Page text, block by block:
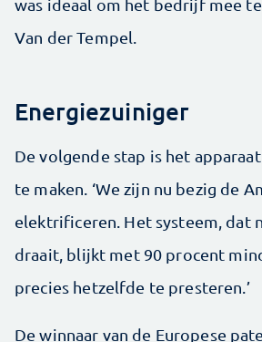
was ideaal om het bedrijf mee
Van der Tempel.
Energiezuiniger
De volgende stap is het
te maken. ‘We zijn nu bezig de
elektrificeren. Het systeem, dat
draait, blijkt met 90 procent
precies hetzelfde te presteren.’
De winnaar van de Europese